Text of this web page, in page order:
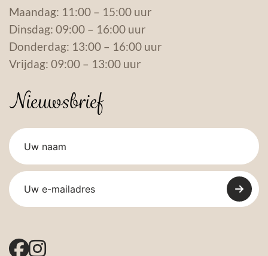
Maandag: 11:00 – 15:00 uur
Dinsdag: 09:00 – 16:00 uur
Donderdag: 13:00 – 16:00 uur
Vrijdag: 09:00 – 13:00 uur
Nieuwsbrief